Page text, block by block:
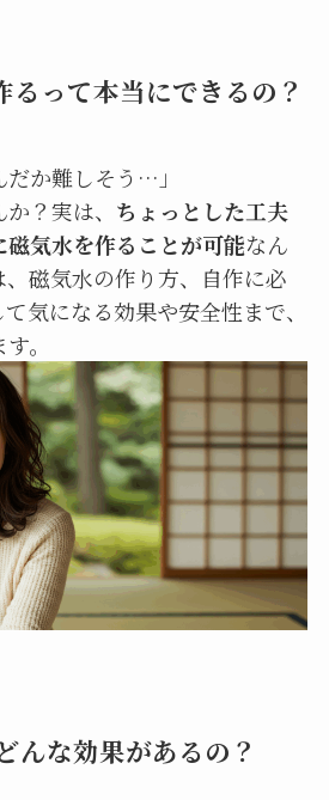
って本当にできるの？
だか難しそう…」
？実は、 ちょっとした工夫
気水を作ることが可能なん
磁気水の作り方、自作に必
気になる効果や安全性まで、
。
んな効果があるの？